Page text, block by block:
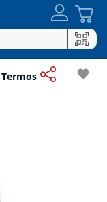
Termos favorite